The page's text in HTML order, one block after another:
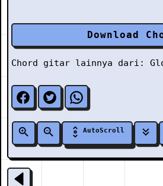
Download
Chord gitar lainnya dari:
AutoScroll